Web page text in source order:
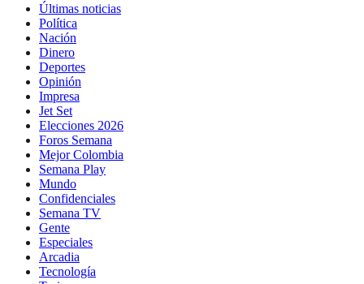
Últimas noticias
Política
Nación
Dinero
Deportes
Opinión
Impresa
Jet Set
Elecciones 2026
Foros Semana
Mejor Colombia
Semana Play
Mundo
Confidenciales
Semana TV
Gente
Especiales
Arcadia
Tecnología